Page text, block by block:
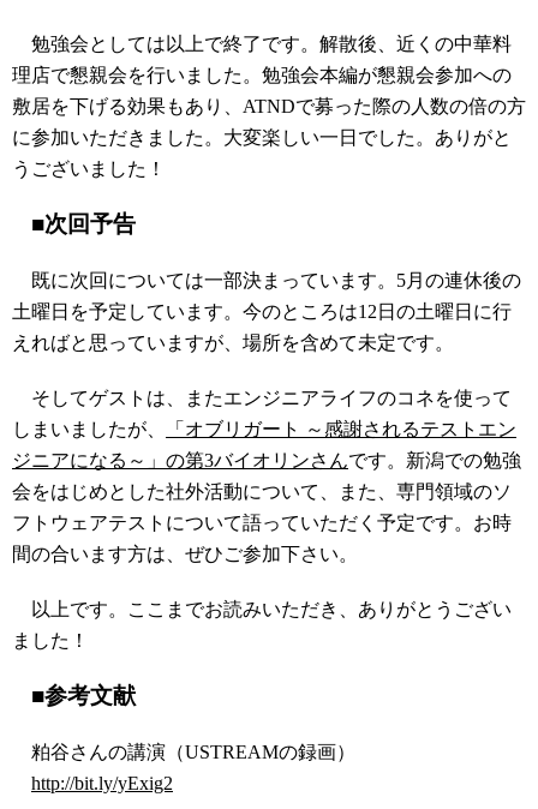
勉強会としては以上で終了です。解散後、近くの中華料
理店で懇親会を行いました。勉強会本編が懇親会参加への
敷居を下げる効果もあり、ATNDで募った際の人数の倍の方
に参加いただきました。大変楽しい一日でした。ありがと
うございました！
■次回予告
既に次回については一部決まっています。5月の連休後の
土曜日を予定しています。今のところは12日の土曜日に行
えればと思っていますが、場所を含めて未定です。
そしてゲストは、またエンジニアライフのコネを使って
しまいましたが、
「オブリガート ～感謝されるテストエン
ジニアになる～」の第3バイオリンさんです。新潟での勉強
会をはじめとした社外活動について、また、専門領域のソ
フトウェアテストについて語っていただく予定です。お時
間の合います方は、ぜひご参加下さい。
以上です。ここまでお読みいただき、ありがとうござい
ました！
■参考文献
粕谷さんの講演（USTREAMの録画）
http://bit.ly/yExig2